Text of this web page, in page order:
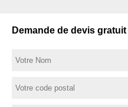
Demande de devis gratuit